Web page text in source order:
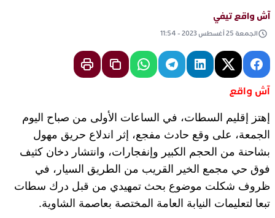
آش واقع تيفي
الجمعة 25 أغسطس 2023 - 11:54
آش واقع
إهتز إقليم السطات، في الساعات الأولى من صباح اليوم
الجمعة، على وقع حادث مفجع، إثر اندلاع حريق مهول
بشاحنة من الحجم الكبير وإنفجارات، وانتشار دخان كثيف
فوق حي مجمع الخير القريب من الطريق السيار، في
ظروف شكلت موضوع بحث تمهيدي من قبل درك سطات
تبعا لتعليمات النيابة العامة المختصة بعاصمة الشاوية.